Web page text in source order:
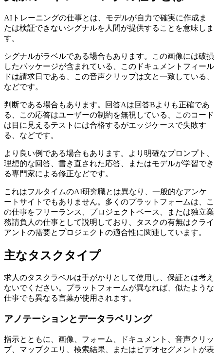
AIトレーニングの仕事とは、モデルが自力で確実に作成ま
たは検証できないシグナルを人間が提供することを意味しま
す。
シグナルがラベルである場合もあります。この画像には破損
したパッケージが含まれている、このドキュメントフィール
ドは請求日である、この音声クリップは文と一致している、
などです。
判断である場合もあります。回答Aは回答Bよりも正確であ
る、この応答はユーザーの制約を無視している、このコード
は目に見えるテストには合格するがエッジケースで失敗す
る、などです。
より良い例である場合もあります。より明確なプロンプト、
理想的な回答、書き直された応答、またはモデルが学習でき
る専門家による修正などです。
これはフルタイムのAI研究職とは異なり、一般的なアンケ
ートサイトでもありません。多くのプラットフォームは、こ
の仕事をフリーランス、プロジェクトベース、または独立業
務請負人の仕事として説明しており、タスクの有無はクライ
アントの需要とプロジェクトの適合性に関連しています。
主なタスクタイプ
求人のタスクラベルは手がかりとして使用し、保証とは考え
ないでください。プラットフォームが異なれば、似たような
仕事でも異なる言葉が使用されます。
アノテーションとデータラベリング
指示とともに、画像、フォーム、ドキュメント、音声クリッ
プ、マップクエリ、検索結果、またはビデオセグメントが表